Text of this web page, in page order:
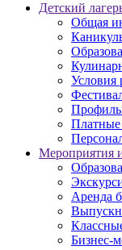
Детский
Общая
Условия
Платные
Мероприятия
Аренда
Бизнес-